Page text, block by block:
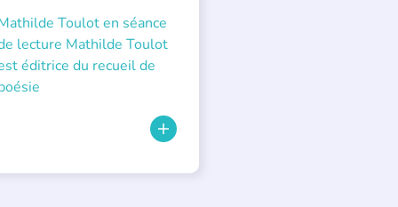
Toulot en séance
lecture Mathilde Toulot
éditrice du recueil de